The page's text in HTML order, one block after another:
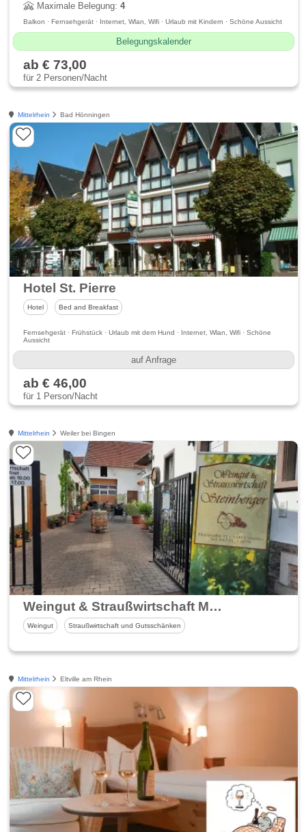
Maximale Belegung:4
Balkon · Fernsehgerät · Internet, Wlan, Wifi · Urlaub mit Kindern · Schöne Aussicht
Belegungskalender
ab € 73,00
für 2 Personen/Nacht
Mittelrhein Bad Hönningen
Hotel St. Pierre
Hotel Bed and Breakfast
Fernsehgerät · Frühstück · Urlaub mit dem Hund · Internet, Wlan, Wifi · Schöne
Aussicht
auf Anfrage
ab € 46,00
für 1 Person/Nacht
Mittelrhein Weiler bei Bingen
Weingut & Straußwirtschaft Markus Steinberger
Weingut Straußwirtschaft und Gutsschänken
Mittelrhein Eltville am Rhein